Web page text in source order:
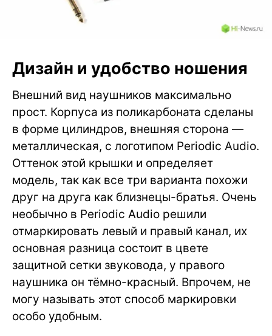
Дизайн и удобство ношения
Внешний вид наушников максимально
прост. Корпуса из поликарбоната сделаны
в форме цилиндров, внешняя сторона —
металлическая, с логотипом Periodic Audio.
Оттенок этой крышки и определяет
модель, так как все три варианта похожи
друг на друга как близнецы-братья. Очень
необычно в Periodic Audio решили
отмаркировать левый и правый канал, их
основная разница состоит в цвете
защитной сетки звуковода, у правого
наушника он тёмно-красный. Впрочем, не
могу называть этот способ маркировки
особо удобным.